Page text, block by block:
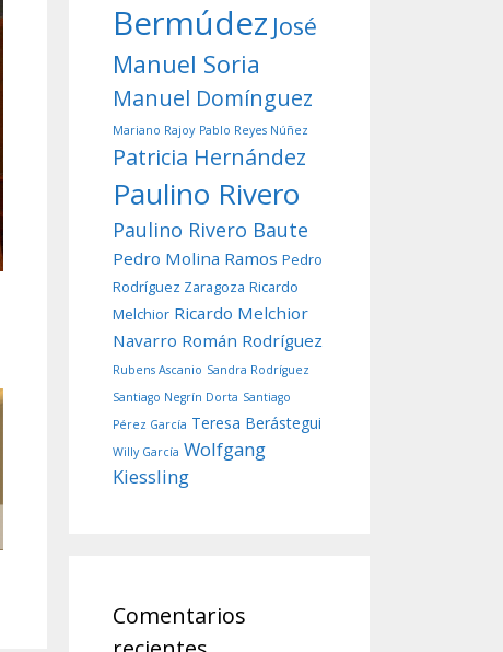
Bermúdez José
Manuel Soria
Manuel Domínguez
Mariano Rajoy Pablo Reyes Núñez
Patricia Hernández
Paulino Rivero
Paulino Rivero Baute
Pedro Molina Ramos Pedro
Rodríguez Zaragoza Ricardo
Melchior Ricardo Melchior
Navarro Román Rodríguez
Rubens Ascanio Sandra Rodríguez
Santiago Negrín Dorta Santiago
Pérez García Teresa Berástegui
Willy García Wolfgang
Kiessling
Comentarios